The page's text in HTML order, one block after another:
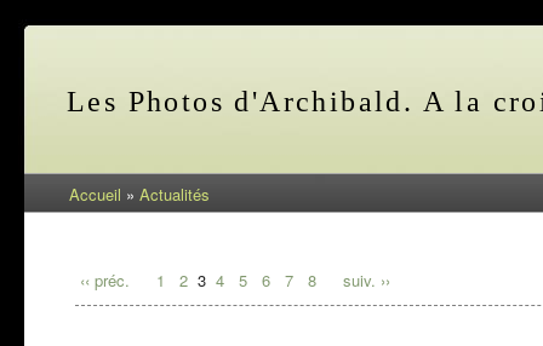
Les Photos d'Archibald. A la
Accueil » Actualités
‹‹ préc. 1 2 3 4 5 6 7 8 suiv. ››